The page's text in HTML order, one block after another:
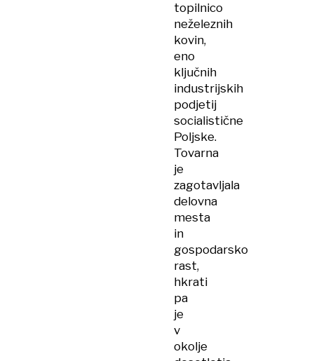
topilnico
neželeznih
kovin,
eno
ključnih
industrijskih
podjetij
socialistične
Poljske.
Tovarna
je
zagotavljala
delovna
mesta
in
gospodarsko
rast,
hkrati
pa
je
v
okolje